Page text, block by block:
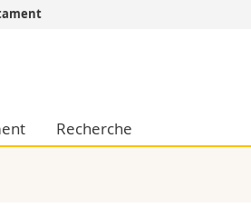
Sciences économiques et sociales et
Lettres et sciences humaines
Recherche